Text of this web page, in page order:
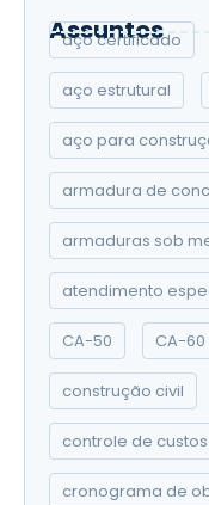
Assuntos
aço certificado
aço estrutural
aço para
armadura de
armaduras sob
atendimento
CA-50 CA-60
construção civil
controle de custos
cronograma de